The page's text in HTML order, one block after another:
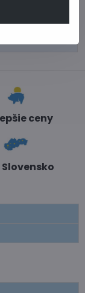
ceny
Slovensko